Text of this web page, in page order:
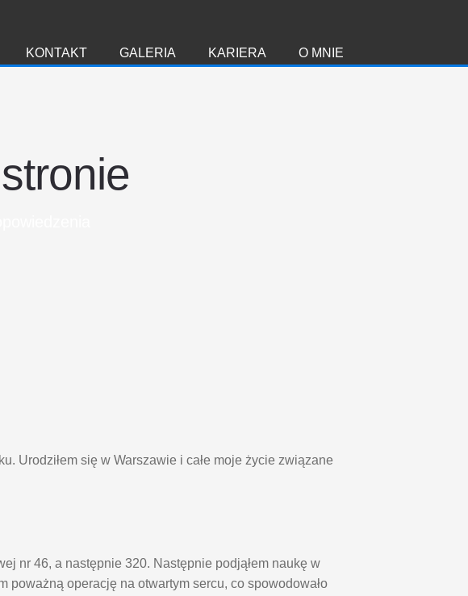
O MNIE
KARIERA
GALERIA
KONTAKT
Urodziłem się w Warszawie i całe moje życie związane
nr 46, a następnie 320. Następnie podjąłem naukę w
poważną operację na otwartym sercu, co spowodowało